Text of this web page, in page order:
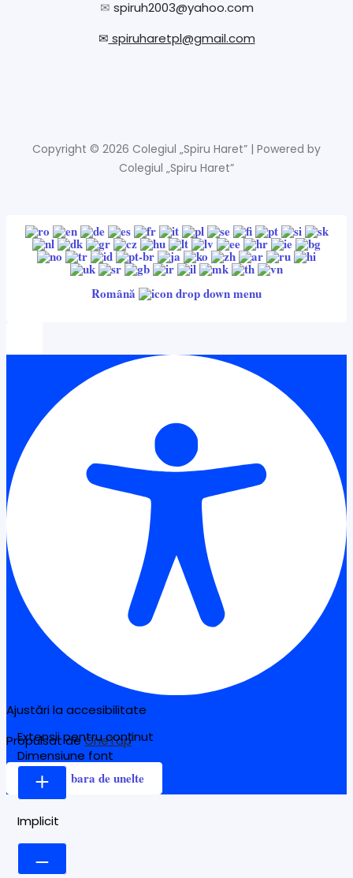
✉ spiruh2003@yahoo.com
✉ spiruharetpl@gmail.com
Copyright © 2026 Colegiul „Spiru Haret” | Powered by
Colegiul „Spiru Haret”
Română
Ajustări la accesibilitate
Propulsat deOneTap
Ascunde bara de unelte
Extensii pentru conținut
Dimensiune font
Implicit